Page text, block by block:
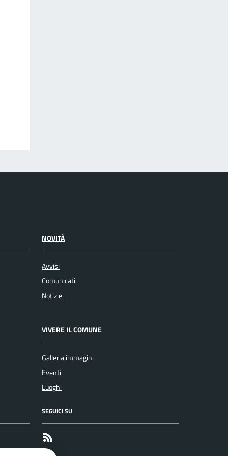
NOVITÀ
Avvisi
Comunicati
Notizie
VIVERE IL COMUNE
Galleria immagini
Eventi
Luoghi
SEGUICI SU